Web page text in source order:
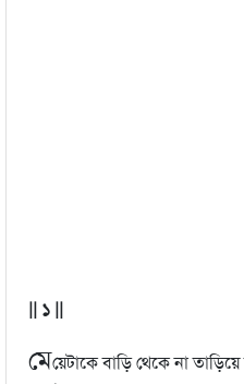
|| ১ ||
মেয়েটাকে বাড়ি থেকে না